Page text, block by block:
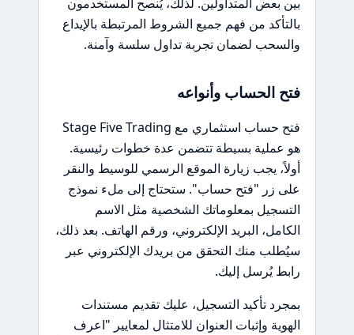
بالتأكد من فهم جميع الشروط المرتبطة بالإيداع
والسحب لضمان تجربة تداول سلسة وآمنة.
فتح الحساب وأنواعه
فتح حساب استثماري مع Stage Five Trading
هو عملية بسيطة تتضمن عدة خطوات رئيسية.
أولاً، يجب زيارة الموقع الرسمي للوسيط والنقر
على زر "فتح حساب". ستحتاج إلى ملء نموذج
التسجيل بمعلوماتك الشخصية مثل الاسم
الكامل، البريد الإلكتروني، ورقم الهاتف. بعد ذلك،
سيُطلب منك التحقق من بريدك الإلكتروني عبر
رابط يُرسل إليك.
بمجرد تأكيد التسجيل، عليك تقديم مستندات
الهوية وإثبات العنوان للامتثال لمعايير "اعرف